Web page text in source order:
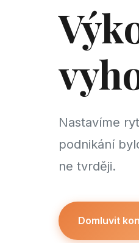
Nastavíme
podnikání
ne tvrději.
Domluvit